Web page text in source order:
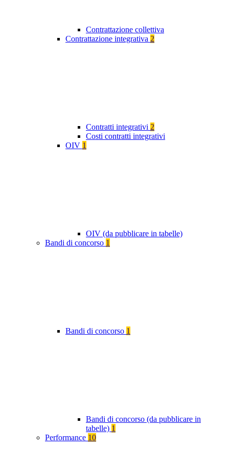
Contrattazione collettiva
Contrattazione integrativa 2
Contratti integrativi 2
Costi contratti integrativi
OIV 1
OIV (da pubblicare in tabelle)
Bandi di concorso 1
Bandi di concorso 1
Bandi di concorso (da pubblicare in
tabelle) 1
Performance 10